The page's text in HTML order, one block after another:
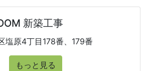
新築工事
塩原4丁目178番、179番
もっと見る